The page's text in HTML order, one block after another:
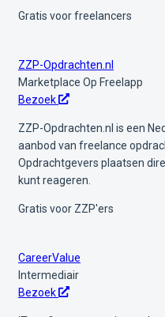
Gratis voor freelancers
ZZP-Opdrachten.nl
Marketplace Op Freelapp
Bezoek
ZZP-Opdrachten.nl is een
aanbod van freelance
Opdrachtgevers plaatsen
kunt reageren.
Gratis voor ZZP'ers
CareerValue
Intermediair
Bezoek